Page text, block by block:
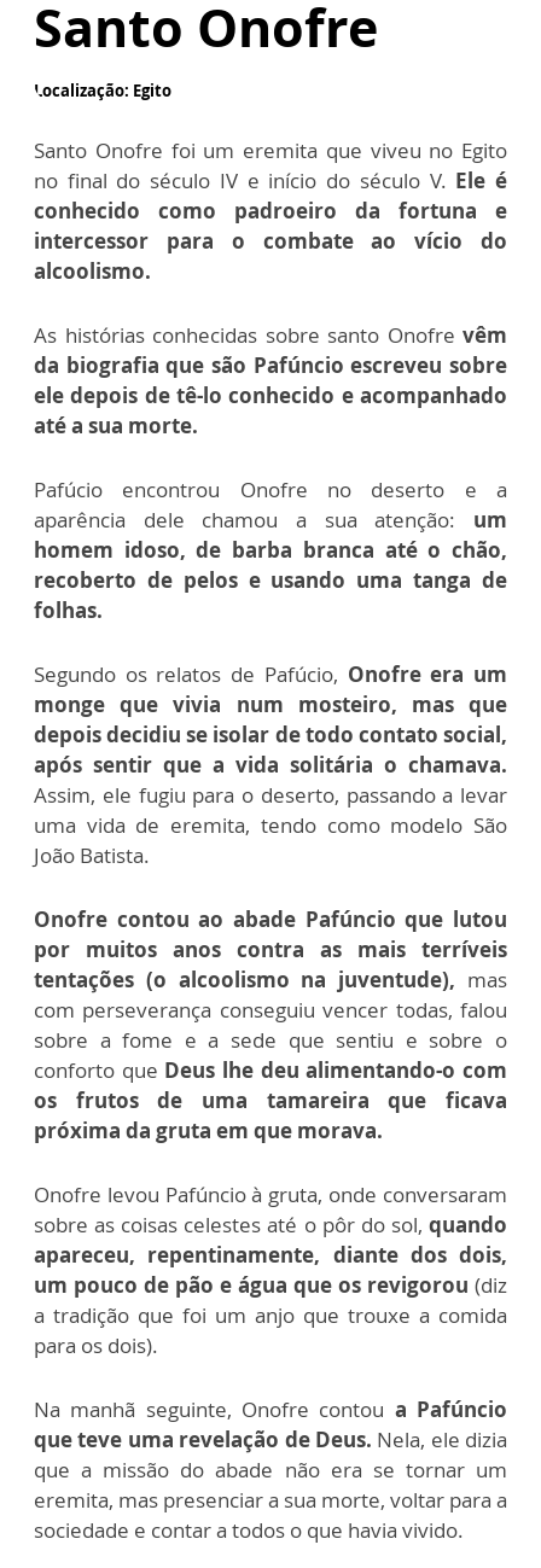
Santo Onofre
Localização: Egito
Santo Onofre foi um eremita que viveu no Egito
no final do século IV e início do século V. Ele é
conhecido como padroeiro da fortuna e
intercessor para o combate ao vício do
alcoolismo.
As histórias conhecidas sobre santo Onofre vêm
da biografia que são Pafúncio escreveu sobre
ele depois de tê-lo conhecido e acompanhado
até a sua morte.
Pafúcio encontrou Onofre no deserto e a
aparência dele chamou a sua atenção: um
homem idoso, de barba branca até o chão,
recoberto de pelos e usando uma tanga de
folhas.
Segundo os relatos de Pafúcio, Onofre era um
monge que vivia num mosteiro, mas que
depois decidiu se isolar de todo contato social,
após sentir que a vida solitária o chamava.
Assim, ele fugiu para o deserto, passando a levar
uma vida de eremita, tendo como modelo São
João Batista.
Onofre contou ao abade Pafúncio que lutou
por muitos anos contra as mais terríveis
tentações (o alcoolismo na juventude), mas
com perseverança conseguiu vencer todas, falou
sobre a fome e a sede que sentiu e sobre o
conforto que Deus lhe deu alimentando-o com
os frutos de uma tamareira que ficava
próxima da gruta em que morava.
Onofre levou Pafúncio à gruta, onde conversaram
sobre as coisas celestes até o pôr do sol, quando
apareceu, repentinamente, diante dos dois,
um pouco de pão e água que os revigorou (diz
a tradição que foi um anjo que trouxe a comida
para os dois).
Na manhã seguinte, Onofre contou a Pafúncio
que teve uma revelação de Deus. Nela, ele dizia
que a missão do abade não era se tornar um
eremita, mas presenciar a sua morte, voltar para a
sociedade e contar a todos o que havia vivido.